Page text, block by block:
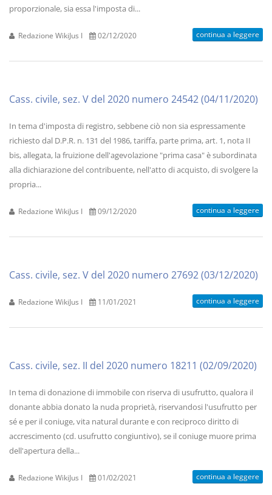
proporzionale, sia essa l'imposta di...
Redazione WikiJus I 02/12/2020 continua a leggere
Cass. civile, sez. V del 2020 numero 24542 (04/11/2020)
In tema d'imposta di registro, sebbene ciò non sia espressamente
richiesto dal D.P.R. n. 131 del 1986, tariffa, parte prima, art. 1, nota II
bis, allegata, la fruizione dell'agevolazione "prima casa" è subordinata
alla dichiarazione del contribuente, nell'atto di acquisto, di svolgere la
propria...
Redazione WikiJus I 09/12/2020 continua a leggere
Cass. civile, sez. V del 2020 numero 27692 (03/12/2020)
Redazione WikiJus I 11/01/2021 continua a leggere
Cass. civile, sez. II del 2020 numero 18211 (02/09/2020)
In tema di donazione di immobile con riserva di usufrutto, qualora il
donante abbia donato la nuda proprietà, riservandosi l'usufrutto per
sé e per il coniuge, vita natural durante e con reciproco diritto di
accrescimento (cd. usufrutto congiuntivo), se il coniuge muore prima
dell'apertura della...
Redazione WikiJus I 01/02/2021 continua a leggere